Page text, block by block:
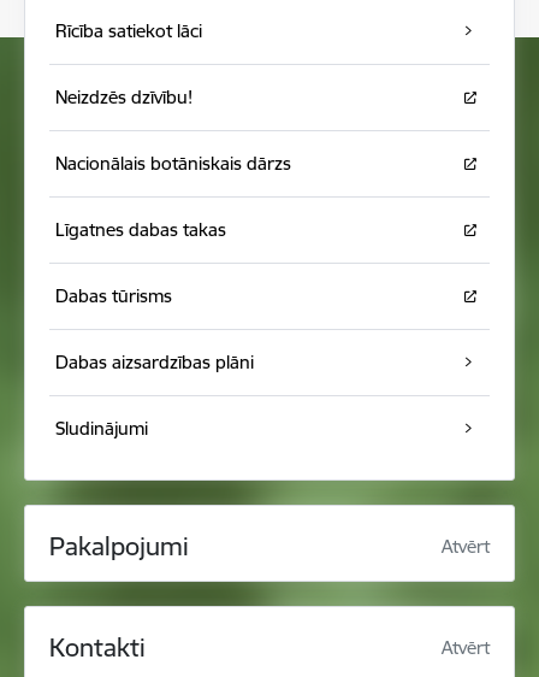
Rīcība satiekot lāci
Neizdzēs dzīvību!
Nacionālais botāniskais dārzs
Līgatnes dabas takas
Dabas tūrisms
Dabas aizsardzības plāni
Sludinājumi
Pakalpojumi Atvērt
Kontakti Atvērt